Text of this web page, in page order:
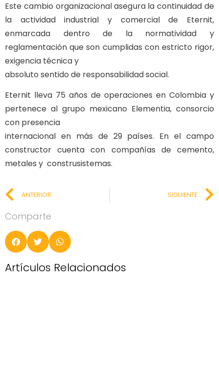
Este cambio organizacional asegura la continuidad de
la actividad industrial y comercial de Eternit,
enmarcada dentro de la normatividad y
reglamentación que son cumplidas con estricto rigor,
exigencia técnica y
absoluto sentido de responsabilidad social.
Eternit lleva 75 años de operaciones en Colombia y
pertenece al grupo mexicano Elementia, consorcio
con presencia
internacional en más de 29 países. En el campo
constructor cuenta con compañías de cemento,
metales y construsistemas.
ANTERIOR SIGUIENTE
Comparte
Artículos Relacionados